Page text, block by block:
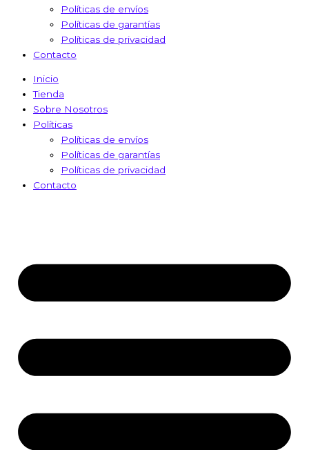
Políticas de envíos
Políticas de garantías
Políticas de privacidad
Contacto
Inicio
Tienda
Sobre Nosotros
Políticas
Políticas de envíos
Políticas de garantías
Políticas de privacidad
Contacto